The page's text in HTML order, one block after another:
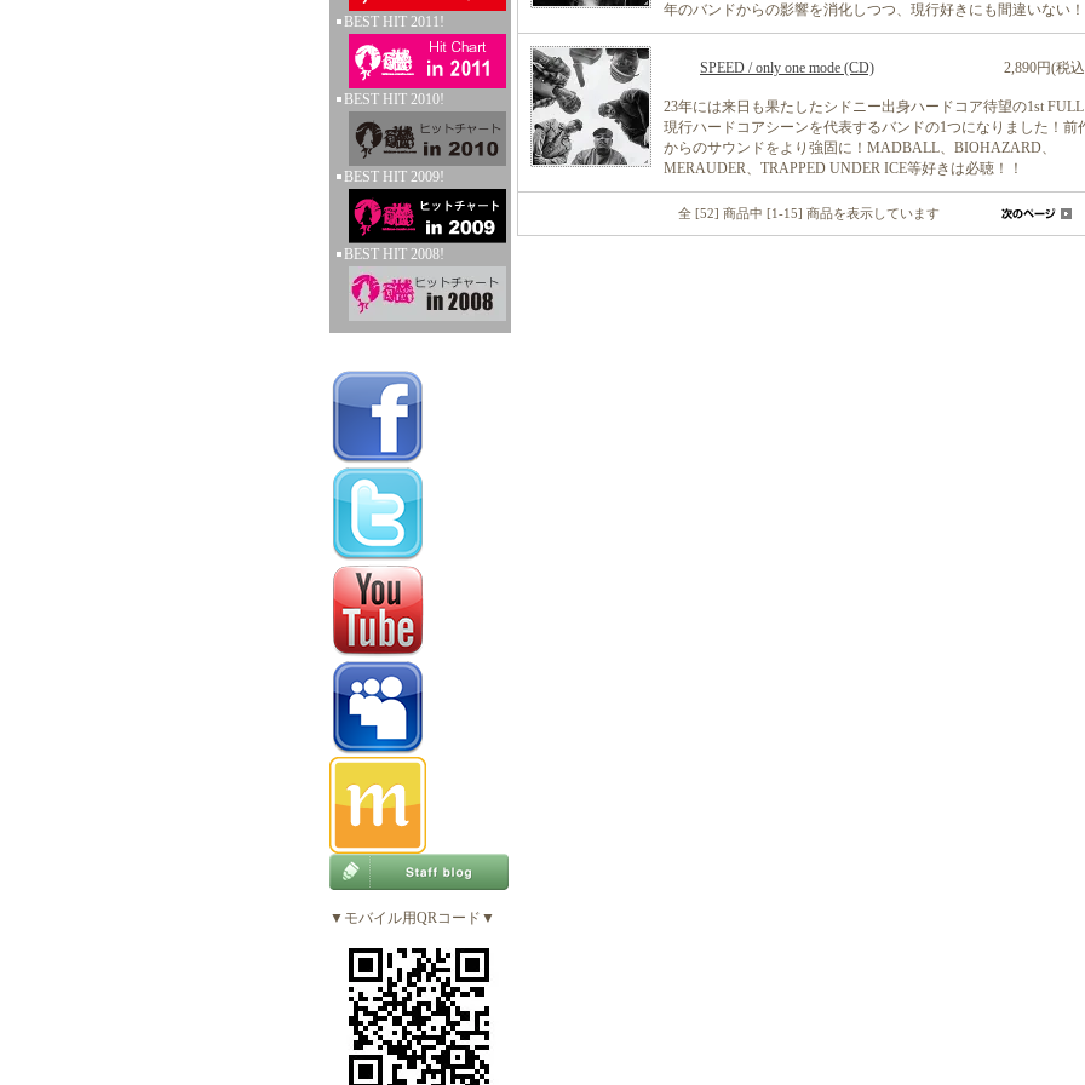
BEST HIT 2011!
BEST HIT 2010!
BEST HIT 2009!
BEST HIT 2008!
▼モバイル用QRコード▼
年のバンドからの影響を消化しつつ、現行好きにも間違いない！
SPEED / only one mode (CD) 2,890円(税
23年には来日も果たしたシドニー出身ハードコア待望の1st FULL
現行ハードコアシーンを代表するバンドの1つになりました！前
からのサウンドをより強固に！MADBALL、BIOHAZARD、
MERAUDER、TRAPPED UNDER ICE等好きは必聴！！
全 [52] 商品中 [1-15] 商品を表示しています